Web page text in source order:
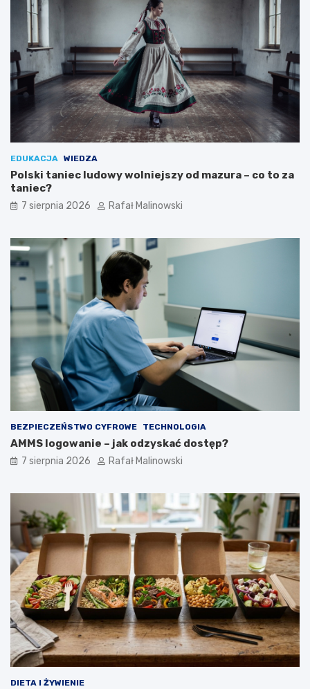
EDUKACJA WIEDZA
Polski taniec ludowy wolniejszy od mazura – co to za
taniec?
7 sierpnia 2026 Rafał Malinowski
BEZPIECZEŃSTWO CYFROWE TECHNOLOGIA
AMMS logowanie – jak odzyskać dostęp?
7 sierpnia 2026 Rafał Malinowski
DIETA I ŻYWIENIE